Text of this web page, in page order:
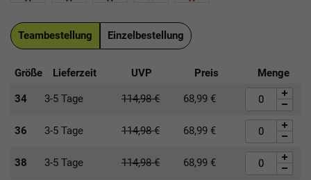
Teambestellung Einzelbestellung
Größe Lieferzeit UVP Preis Menge
34 3-5 Tage 114,98€ 68,99 €
36 3-5 Tage 114,98€ 68,99 €
38 3-5 Tage 114,98€ 68,99 €